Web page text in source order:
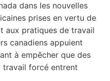
dans les nouvelles
prises en vertu de
aux pratiques de travail
canadiens appuient
à empêcher que des
travail forcé entrent